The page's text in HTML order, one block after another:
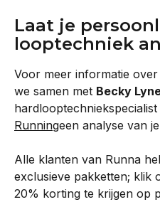
Laat je
looptechniek
Voor meer informatie
we samen met Becky
hardlooptechniekspecialist
Runningeen analyse van
Alle klanten van Runna
exclusieve pakketten; klik
20% korting te krijgen op